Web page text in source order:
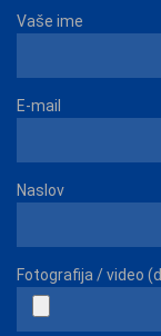
Vaše ime
E-mail
Naslov
Fotografija / video